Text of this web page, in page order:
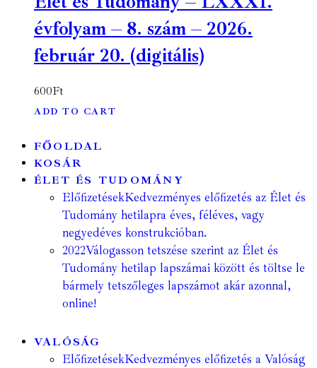
évfolyam – 8. szám – 2026.
február 20. (digitális)
600Ft
ADD TO CART
FŐOLDAL
KOSÁR
ÉLET ÉS TUDOMÁNY
ElőfizetésekKedvezményes előfizetés az Élet és
Tudomány hetilapra éves, féléves, vagy
negyedéves konstrukcióban.
2022Válogasson tetszése szerint az Élet és
Tudomány hetilap lapszámai között és töltse le
bármely tetszőleges lapszámot akár azonnal,
online!
VALÓSÁG
ElőfizetésekKedvezményes előfizetés a Valóság